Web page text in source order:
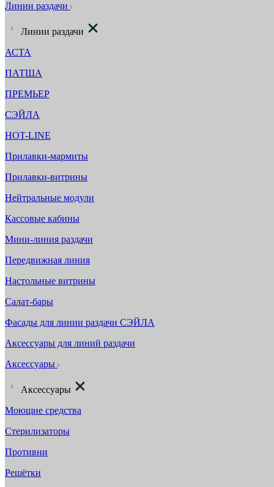
Линии раздачи
Линии раздачи
АСТА
ПАТША
ПРЕМЬЕР
СЭЙЛА
HOT-LINE
Прилавки-мармиты
Прилавки-витрины
Нейтральные модули
Кассовые кабины
Мини-линия раздачи
Передвижная линия
Настольные витрины
Салат-бары
Фасады для линии раздачи СЭЙЛА
Аксессуары для линий раздачи
Аксессуары
Аксессуары
Моющие средства
Стерилизаторы
Противни
Решётки